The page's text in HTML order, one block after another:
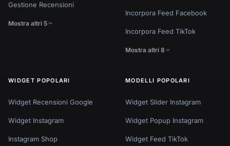
Gestione Recensioni
Mostra altri 5
Incorpora Feed Facebook
Incorpora Feed TikTok
Mostra altri 8
WIDGET POPOLARI
Widget Recensioni Google
Widget Instagram
Instagram Shop
MODELLI POPOLARI
Widget Slider Instagram
Widget Popup Instagram
Widget Feed TikTok